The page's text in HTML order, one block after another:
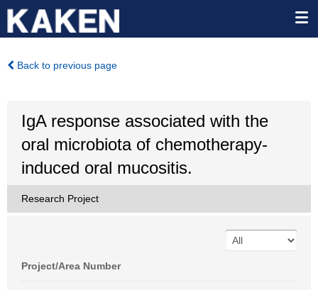
Back to previous page
IgA response associated with the
oral microbiota of chemotherapy-
induced oral mucositis.
Research Project
Project/Area Number